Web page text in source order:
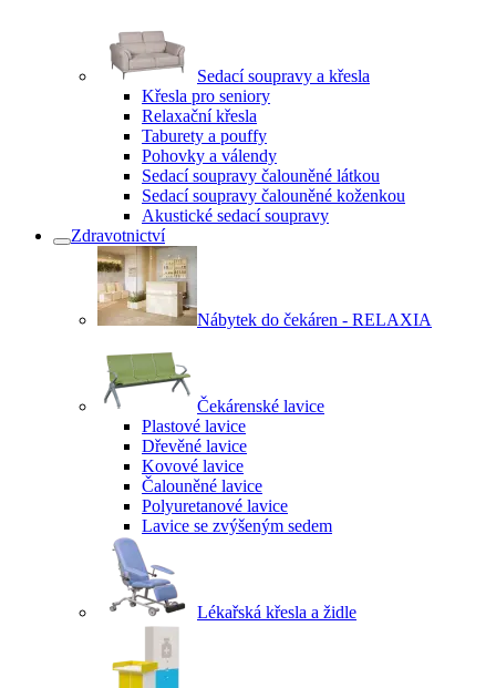
Sedací soupravy a křesla
Křesla pro seniory
Relaxační křesla
Taburety a pouffy
Pohovky a válendy
Sedací soupravy čalouněné látkou
Sedací soupravy čalouněné koženkou
Akustické sedací soupravy
Zdravotnictví
Nábytek do čekáren - RELAXIA
Čekárenské lavice
Plastové lavice
Dřevěné lavice
Kovové lavice
Čalouněné lavice
Polyuretanové lavice
Lavice se zvýšeným sedem
Lékařská křesla a židle